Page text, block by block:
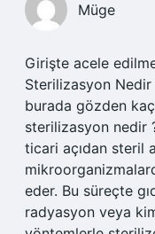
Müge
Girişte acele
Sterilizasyon Nedir
burada gözden
sterilizasyon nedir
ticari açıdan steril
eder. Bu süreçte
radyasyon veya